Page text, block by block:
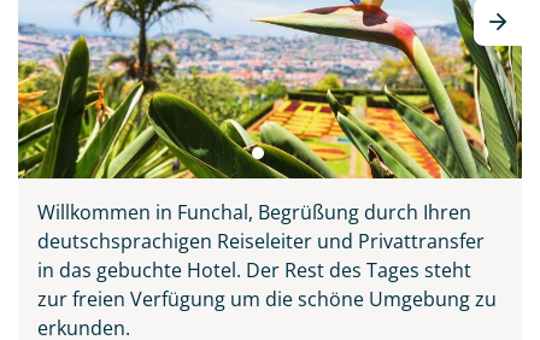
deutscher Reiseleiter zeigt Ihnen ganz persönlich seine
Wahlheimat auf 3 inkludierten Ausflügen, erklärt
Wissenswertes und führt Sie abseits der großen
Touristenströme hinein ins authentische Madeira.
Willkommen in Funchal, Begrüßung durch Ihren
deutschsprachigen Reiseleiter und Privattransfer
in das gebuchte Hotel. Der Rest des Tages steht
zur freien Verfügung um die schöne Umgebung zu
erkunden.